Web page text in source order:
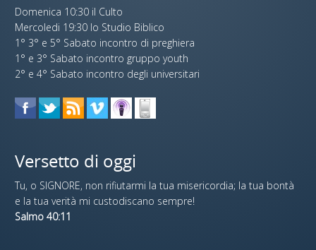
Domenica 10:30 il Culto
Mercoledi 19:30 lo Studio Biblico
1° 3° e 5° Sabato incontro di preghiera
1° e 3° Sabato incontro gruppo youth
2° e 4° Sabato incontro degli universitari
Versetto di oggi
Tu, o SIGNORE, non rifiutarmi la tua misericordia; la tua bontà
e la tua verità mi custodiscano sempre!
Salmo 40:11